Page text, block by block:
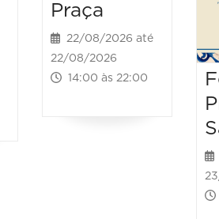
Praça
22/08/2026 até
22/08/2026
14:00 às 22:00